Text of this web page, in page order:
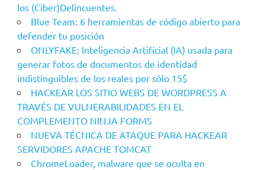
los (Ciber)Delincuentes.
Blue Team: 6 herramientas de código abierto para
defender tu posición
ONLYFAKE: Inteligencia Artificial (IA) usada para
generar fotos de documentos de identidad
indistinguibles de los reales por sólo 15$
HACKEAR LOS SITIO WEBS DE WORDPRESS A
TRAVÉS DE VULNERABILIDADES EN EL
COMPLEMENTO NINJA FORMS
NUEVA TÉCNICA DE ATAQUE PARA HACKEAR
SERVIDORES APACHE TOMCAT
ChromeLoader, malware que se oculta en